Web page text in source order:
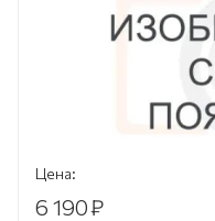
Цена:
6 190₽